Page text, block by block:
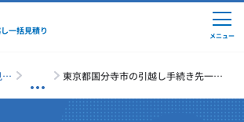
一括見積り メニュー
東京都国分寺市の引越し手続き先一覧